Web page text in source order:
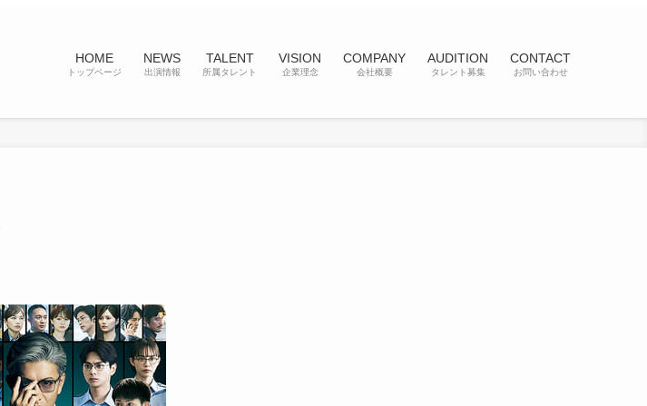
HOME
トップページ
NEWS
出演情報
TALENT
所属タレント
VISION
企業理念
COMPANY
会社概要
AUDITION
タレント募集
CONTACT
お問い合わせ